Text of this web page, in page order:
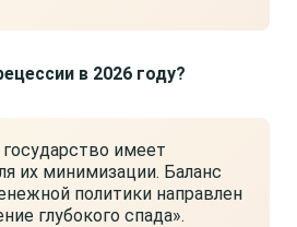
в 2026 году?
имеет
их минимизации. Баланс
политики направлен
глубокого спада».